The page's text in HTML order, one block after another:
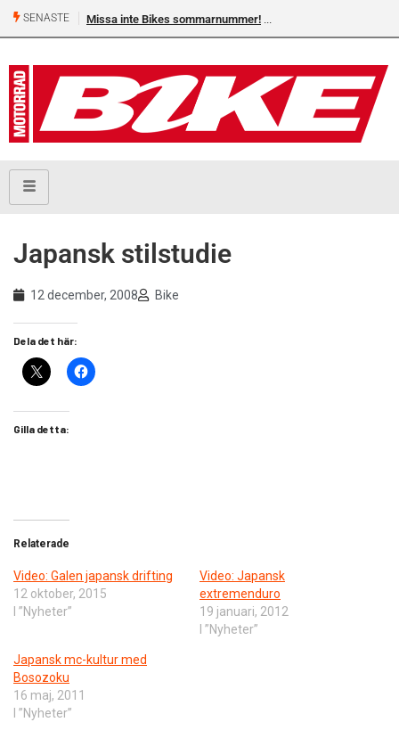
SENASTE Missa inte Bikes sommarnummer!
Japansk stilstudie
12 december, 2008 Bike
Dela det här:
Gilla detta:
Relaterade
Video: Galen japansk drifting
12 oktober, 2015
I ”Nyheter”
Video: Japansk
extremenduro
19 januari, 2012
I ”Nyheter”
Japansk mc-kultur med
Bosozoku
16 maj, 2011
I ”Nyheter”